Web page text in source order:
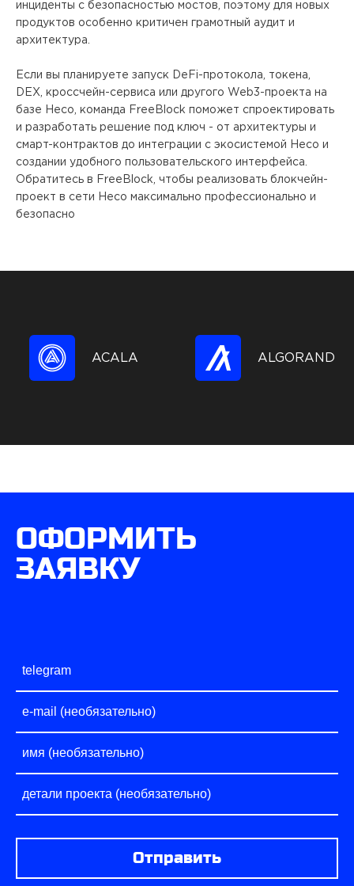
инциденты с безопасностью мостов, поэтому для новых
продуктов особенно критичен грамотный аудит и
архитектура.
Если вы планируете запуск DeFi-протокола, токена,
DEX, кроссчейн-сервиса или другого Web3-проекта на
базе Heco, команда FreeBlock поможет спроектировать
и разработать решение под ключ - от архитектуры и
смарт-контрактов до интеграции с экосистемой Heco и
создании удобного пользовательского интерфейса.
Обратитесь в FreeBlock, чтобы реализовать блокчейн-
проект в сети Heco максимально профессионально и
безопасно
ACALA ALGORAND
ОФОРМИТЬ
ЗАЯВКУ
Отправить